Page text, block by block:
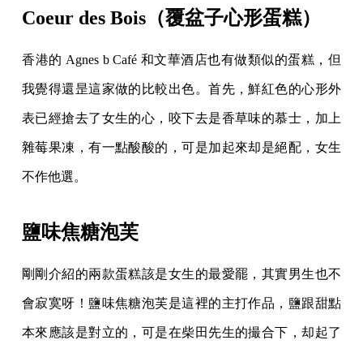
Coeur des Bois（覆盆子心形蛋糕）
香港的 Agnes b Café 和文華酒店也有做類似的蛋糕，但
我覺得還昰這家做的比較出色。首先，鮮紅色的心形外
表已經搶去了女生的心，咬下去是香草味的慕士，加上
雜莓果凍，有一點酸酸的，可是加起來却是絕配，女生
不作他選。
鹽味焦糖泡芙
剛剛介紹的兩款蛋糕該是女生的最愛罷，其實男生也不
會寂寞呀！鹽味焦糖泡芙是這裡的主打作品，鹽跟甜點
本來應該是對立的，可是在柴田先生的撮合下，却起了